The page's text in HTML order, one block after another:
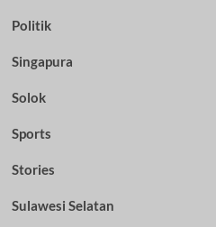
Politik
Singapura
Solok
Sports
Stories
Sulawesi Selatan